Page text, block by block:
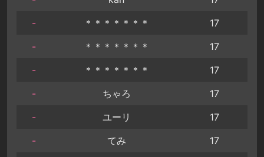
-
＊＊＊＊＊＊＊
17
-
＊＊＊＊＊＊＊
17
-
＊＊＊＊＊＊＊
17
-
ちゃろ
17
-
ユーリ
17
-
てみ
17